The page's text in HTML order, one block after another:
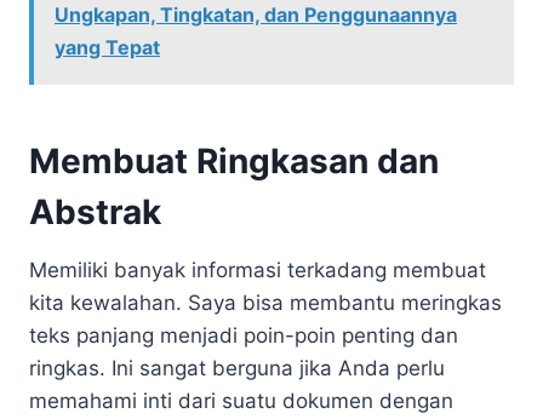
Ungkapan, Tingkatan, dan Penggunaannya
yang Tepat
Membuat Ringkasan dan
Abstrak
Memiliki banyak informasi terkadang membuat
kita kewalahan. Saya bisa membantu meringkas
teks panjang menjadi poin-poin penting dan
ringkas. Ini sangat berguna jika Anda perlu
memahami inti dari suatu dokumen dengan